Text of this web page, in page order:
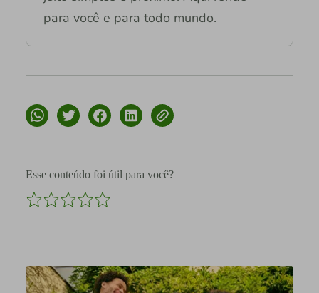
para você e para todo mundo.
Esse conteúdo foi útil para você?